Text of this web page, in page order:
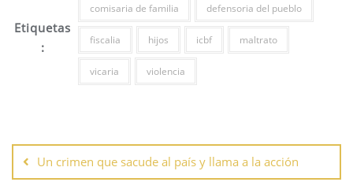
Etiquetas
:
comisaria de familia defensoria del pueblo
fiscalia hijos icbf maltrato
vicaria violencia
Un crimen que sacude al país y llama a la acción